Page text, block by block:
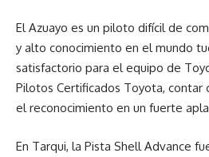
El Azuayo es un piloto difícil de
y alto conocimiento en el mundo
satisfactorio para el equipo de
Pilotos Certificados Toyota, contar
el reconocimiento en un fuerte
En Tarqui, la Pista Shell Advance